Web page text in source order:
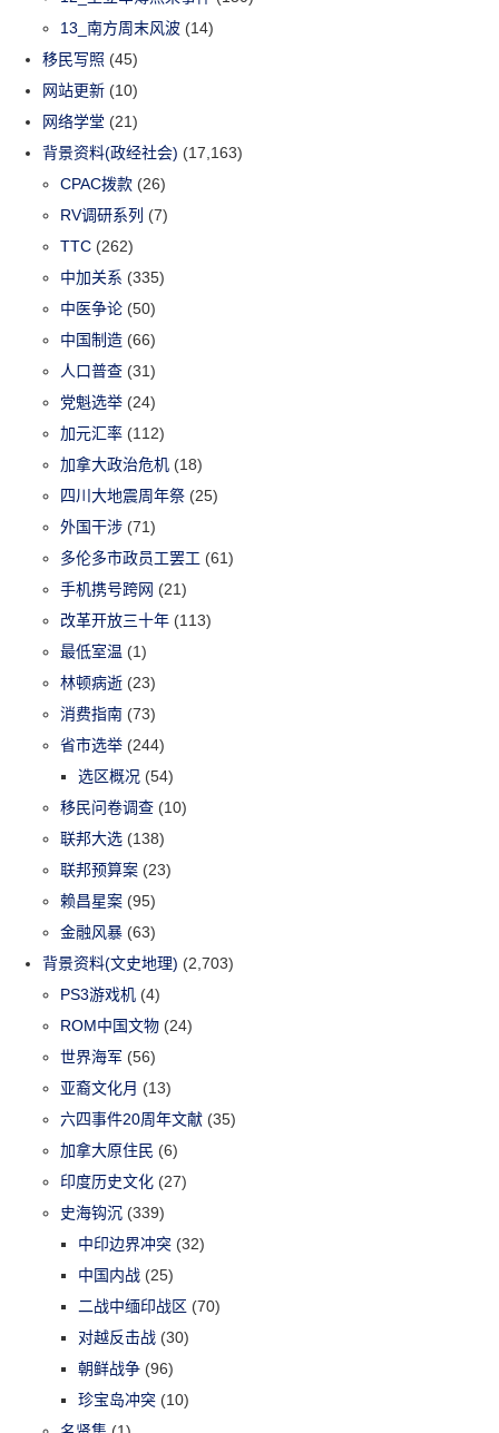
13_南方周末风波 (14)
移民写照 (45)
网站更新 (10)
网络学堂 (21)
背景资料(政经社会) (17,163)
CPAC拨款 (26)
RV调研系列 (7)
TTC (262)
中加关系 (335)
中医争论 (50)
中国制造 (66)
人口普查 (31)
党魁选举 (24)
加元汇率 (112)
加拿大政治危机 (18)
四川大地震周年祭 (25)
外国干涉 (71)
多伦多市政员工罢工 (61)
手机携号跨网 (21)
改革开放三十年 (113)
最低室温 (1)
林顿病逝 (23)
消费指南 (73)
省市选举 (244)
选区概况 (54)
移民问卷调查 (10)
联邦大选 (138)
联邦预算案 (23)
赖昌星案 (95)
金融风暴 (63)
背景资料(文史地理) (2,703)
PS3游戏机 (4)
ROM中国文物 (24)
世界海军 (56)
亚裔文化月 (13)
六四事件20周年文献 (35)
加拿大原住民 (6)
印度历史文化 (27)
史海钩沉 (339)
中印边界冲突 (32)
中国内战 (25)
二战中缅印战区 (70)
对越反击战 (30)
朝鲜战争 (96)
珍宝岛冲突 (10)